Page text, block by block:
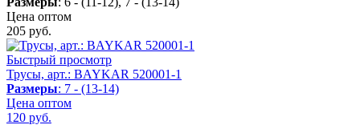
Цена оптом
205 руб.
Быстрый просмотр
Трусы, арт.: BAYKAR 520001-1
Размеры: 7 - (13-14)
Цена оптом
120 руб.